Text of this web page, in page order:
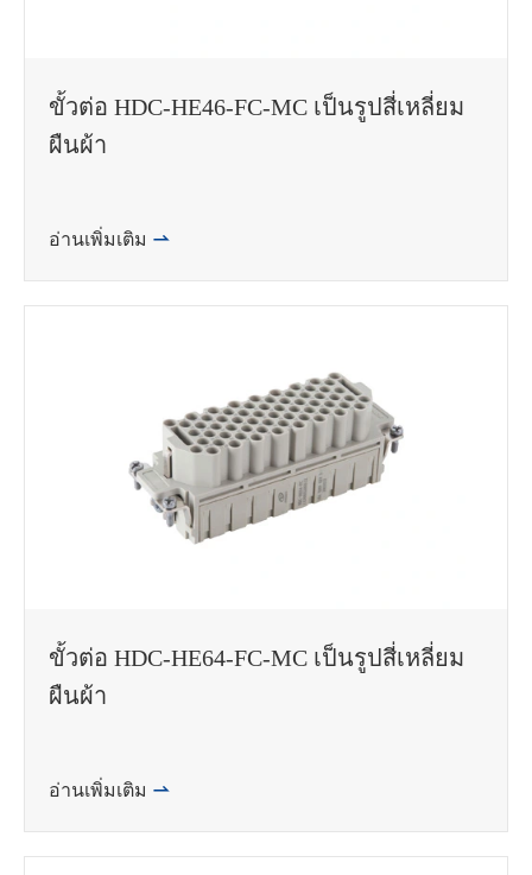
ขั้วต่อ HDC-HE46-FC-MC เป็นรูปสี่เหลี่ยม
ผืนผ้า
อ่านเพิ่มเติม 
ขั้วต่อ HDC-HE64-FC-MC เป็นรูปสี่เหลี่ยม
ผืนผ้า
อ่านเพิ่มเติม 